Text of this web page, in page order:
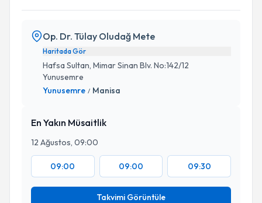
Op. Dr. Tülay Oludağ Mete
Haritada Gör
Hafsa Sultan, Mimar Sinan Blv. No:142/12
Yunusemre
Yunusemre / Manisa
En Yakın Müsaitlik
12 Ağustos, 09:00
09:00 09:00 09:30
Takvimi Görüntüle